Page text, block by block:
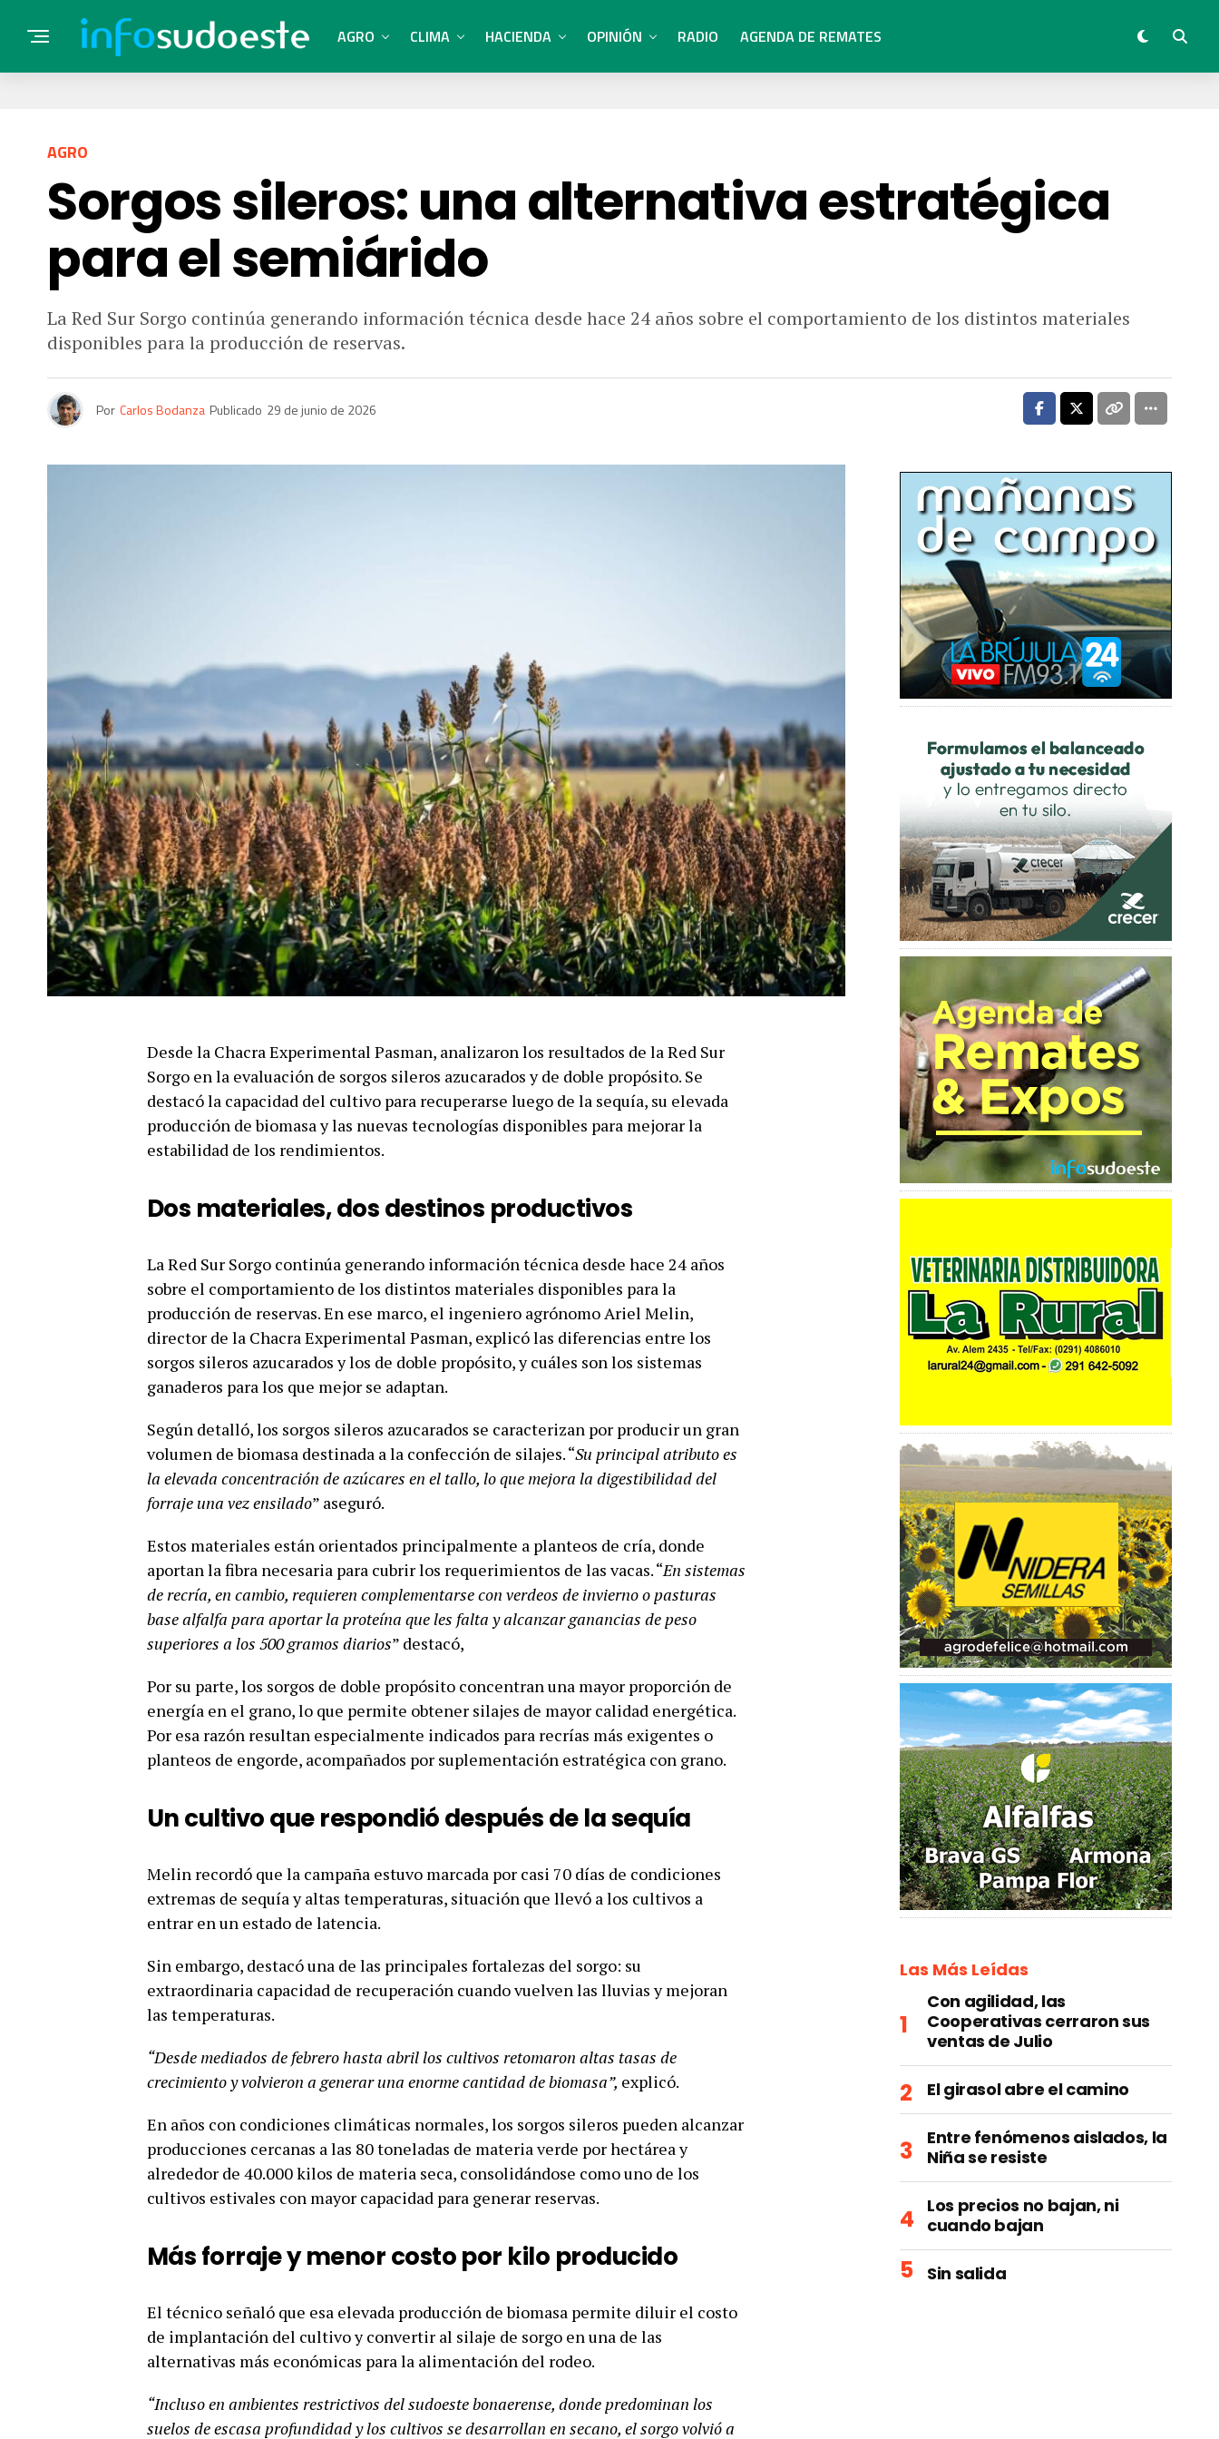
AGRO CLIMA HACIENDA OPINIÓN RADIO AGENDA DE REMATES
AGRO
Sorgos sileros: una alternativa estratégica
para el semiárido
La Red Sur Sorgo continúa generando información técnica desde hace 24 años sobre el comportamiento de los distintos materiales
disponibles para la producción de reservas.
Por Carlos Bodanza Publicado 29 de junio de 2026
Desde la Chacra Experimental Pasman, analizaron los resultados de la Red Sur
Sorgo en la evaluación de sorgos sileros azucarados y de doble propósito. Se
destacó la capacidad del cultivo para recuperarse luego de la sequía, su elevada
producción de biomasa y las nuevas tecnologías disponibles para mejorar la
estabilidad de los rendimientos.
Dos materiales, dos destinos productivos
La Red Sur Sorgo continúa generando información técnica desde hace 24 años
sobre el comportamiento de los distintos materiales disponibles para la
producción de reservas. En ese marco, el ingeniero agrónomo Ariel Melin,
director de la Chacra Experimental Pasman, explicó las diferencias entre los
sorgos sileros azucarados y los de doble propósito, y cuáles son los sistemas
ganaderos para los que mejor se adaptan.
Según detalló, los sorgos sileros azucarados se caracterizan por producir un gran
volumen de biomasa destinada a la confección de silajes. “Su principal atributo es
la elevada concentración de azúcares en el tallo, lo que mejora la digestibilidad del
forraje una vez ensilado” aseguró.
Estos materiales están orientados principalmente a planteos de cría, donde
aportan la fibra necesaria para cubrir los requerimientos de las vacas. “En sistemas
de recría, en cambio, requieren complementarse con verdeos de invierno o pasturas
base alfalfa para aportar la proteína que les falta y alcanzar ganancias de peso
superiores a los 500 gramos diarios” destacó,
Por su parte, los sorgos de doble propósito concentran una mayor proporción de
energía en el grano, lo que permite obtener silajes de mayor calidad energética.
Por esa razón resultan especialmente indicados para recrías más exigentes o
planteos de engorde, acompañados por suplementación estratégica con grano.
Un cultivo que respondió después de la sequía
Melin recordó que la campaña estuvo marcada por casi 70 días de condiciones
extremas de sequía y altas temperaturas, situación que llevó a los cultivos a
entrar en un estado de latencia.
Sin embargo, destacó una de las principales fortalezas del sorgo: su
extraordinaria capacidad de recuperación cuando vuelven las lluvias y mejoran
las temperaturas.
“Desde mediados de febrero hasta abril los cultivos retomaron altas tasas de
crecimiento y volvieron a generar una enorme cantidad de biomasa”, explicó.
En años con condiciones climáticas normales, los sorgos sileros pueden alcanzar
producciones cercanas a las 80 toneladas de materia verde por hectárea y
alrededor de 40.000 kilos de materia seca, consolidándose como uno de los
cultivos estivales con mayor capacidad para generar reservas.
Más forraje y menor costo por kilo producido
El técnico señaló que esa elevada producción de biomasa permite diluir el costo
de implantación del cultivo y convertir al silaje de sorgo en una de las
alternativas más económicas para la alimentación del rodeo.
“Incluso en ambientes restrictivos del sudoeste bonaerense, donde predominan los
suelos de escasa profundidad y los cultivos se desarrollan en secano, el sorgo volvió a
Las Más Leídas
Con agilidad, las
Cooperativas cerraron sus
ventas de Julio
El girasol abre el camino
Entre fenómenos aislados, la
Niña se resiste
Los precios no bajan, ni
cuando bajan
Sin salida